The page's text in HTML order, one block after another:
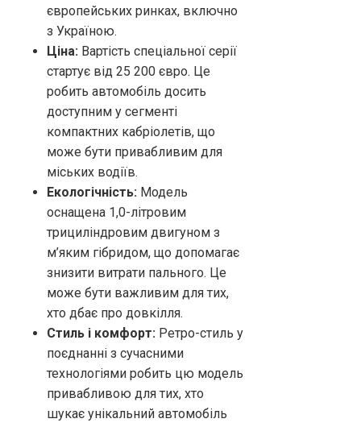
європейських ринках, включно
з Україною.
Ціна: Вартість спеціальної серії
стартує від 25 200 євро. Це
робить автомобіль досить
доступним у сегменті
компактних кабріолетів, що
може бути привабливим для
міських водіїв.
Екологічність: Модель
оснащена 1,0-літровим
трициліндровим двигуном з
м’яким гібридом, що допомагає
знизити витрати пального. Це
може бути важливим для тих,
хто дбає про довкілля.
Стиль і комфорт: Ретро-стиль у
поєднанні з сучасними
технологіями робить цю модель
привабливою для тих, хто
шукає унікальний автомобіль